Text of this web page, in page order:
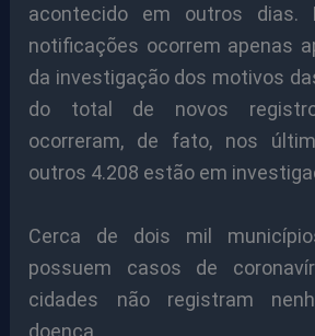
acontecido em outros dias.
notificações ocorrem apenas
da investigação dos motivos
do total de novos
ocorreram, de fato, nos
outros 4.208 estão em
Cerca de dois mil
possuem casos de
cidades não registram
doença.